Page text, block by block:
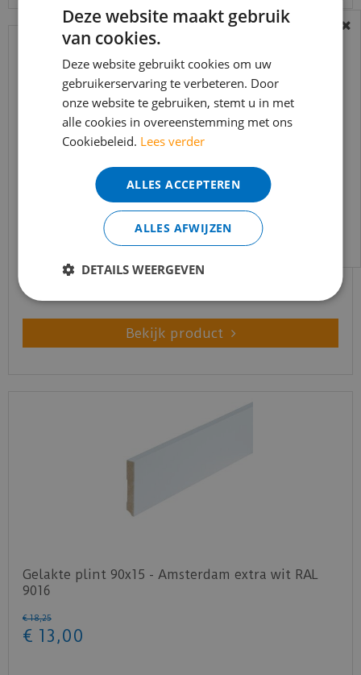
MDF Moderne plint 90x15 voorgelakt RAL9010 -
lengte 240cm
80
Bekijk product
Gelakte plint 90x15 - Amsterdam extra wit RAL
9016
€ 18,25
€ 13 ,00
BEREIKBAARHEID
In verband met de vakantie periode zijn wij
t/m 14 augustus telefonisch helaas niet
bereikbaar.
Bestelling worden uiteraard verwerkt
echter iets minder snel dan wat je van ons
gewend bent.
Voor vragen kan je ons bereiken via
info@merkvloerenwinkel.nl
Deze website maakt gebruik
van cookies.
Deze website gebruikt cookies om uw
gebruikerservaring te verbeteren. Door
onze website te gebruiken, stemt u in met
alle cookies in overeenstemming met ons
Cookiebeleid. Lees verder
ALLES ACCEPTEREN
ALLES AFWIJZEN
DETAILS WEERGEVEN